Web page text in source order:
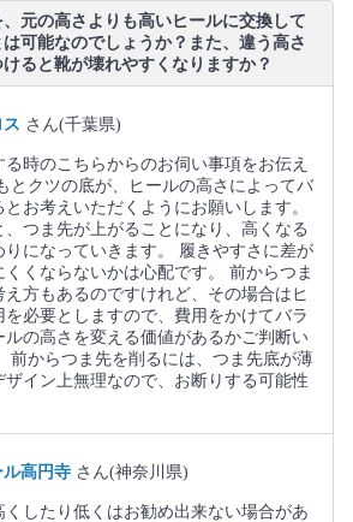
元の高さよりも高いヒールに交換して
可能なのでしょうか？また、違う高さ
ると靴が壊れやすくなりますか？
さん(千葉県)
る時のこちらからのお伺い事項をお伝え
とクツの底が、ヒールの高さによってバ
お考えいただくようにお願いします。
つま先が上がることになり、高くなる
りになっていきます。 履きやすさに差が
くならないかは心配です。 前からつま
方もあるのですけれど、その場合はヒ
必要としますので、費用をかけてバラ
ルの高さを変える価値があるかご判断い
前からつま先を削るには、つま先底が薄
ザイン上無理なので、お断りする可能性
ル高円寺 さん(神奈川県)
したり低くはお勧め出来ない場合があ